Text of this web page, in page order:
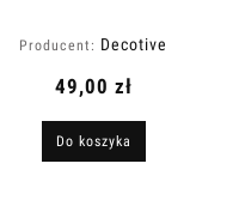
Producent: Decotive
49,00 zł
Do koszyka